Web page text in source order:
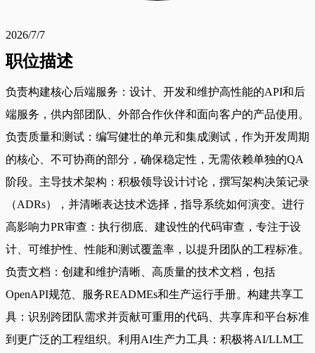
2026/7/7
职位描述
负责构建核心后端服务：设计、开发和维护高性能的API和后
端服务，供内部团队、外部合作伙伴和面向客户的产品使用。
负责质量和测试：编写健壮的单元和集成测试，作为开发周期
的核心、不可协商的部分，确保稳定性，无需依赖单独的QA
阶段。主导技术架构：积极领导设计讨论，撰写架构决策记录
（ADRs），并清晰表达技术选择，指导系统如何演变。进行
高影响力PR审查：执行彻底、建设性的代码审查，专注于设
计、可维护性、性能和测试覆盖率，以提升团队的工程标准。
负责文档：创建和维护清晰、高质量的技术文档，包括
OpenAPI规范、服务READMEs和生产运行手册。构建共享工
具：识别跨团队需求并贡献可重用的代码、共享库和平台标准
到更广泛的工程组织。利用AI生产力工具：积极将AI/LLM工